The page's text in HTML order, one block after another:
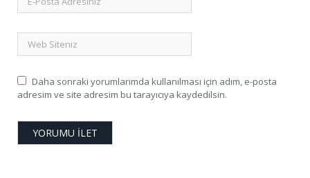
Daha sonraki yorumlarımda kullanılması için adım, e-posta
adresim ve site adresim bu tarayıcıya kaydedilsin.